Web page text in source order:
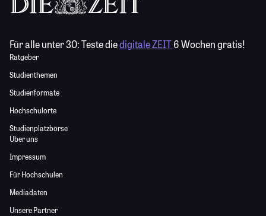
Für alle unter 30:Teste diedigitale ZEIT6 Wochen gratis!
Ratgeber
Studienthemen
Studienformate
Hochschulorte
Studienplatzbörse
Über uns
Impressum
Für Hochschulen
Mediadaten
Unsere Partner